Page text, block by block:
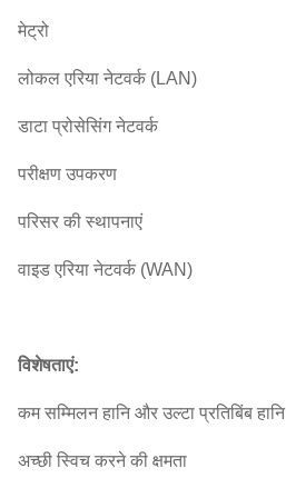
मेट्रो
लोकल एरिया नेटवर्क (LAN)
डाटा प्रोसेसिंग नेटवर्क
परीक्षण उपकरण
परिसर की स्थापनाएं
वाइड एरिया नेटवर्क (WAN)
विशेषताएं:
कम सम्मिलन हानि और उल्टा प्रतिबिंब हानि
अच्छी स्विच करने की क्षमता